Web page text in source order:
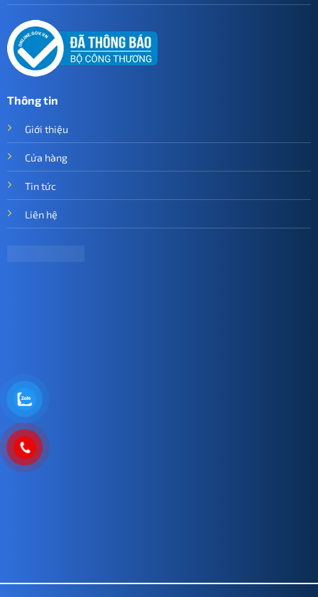
Thông tin
Giới thiệu
Cửa hàng
Tin tức
Liên hệ